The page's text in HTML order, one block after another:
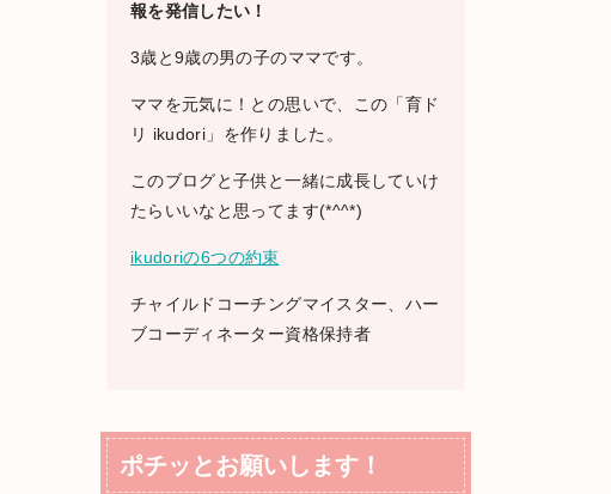
報を発信したい！
3歳と9歳の男の子のママです。
ママを元気に！との思いで、この「育ド
リ ikudori」を作りました。
このブログと子供と一緒に成長していけ
たらいいなと思ってます(*^^*)
ikudoriの6つの約束
チャイルドコーチングマイスター、ハー
ブコーディネーター資格保持者
ポチッとお願いします！